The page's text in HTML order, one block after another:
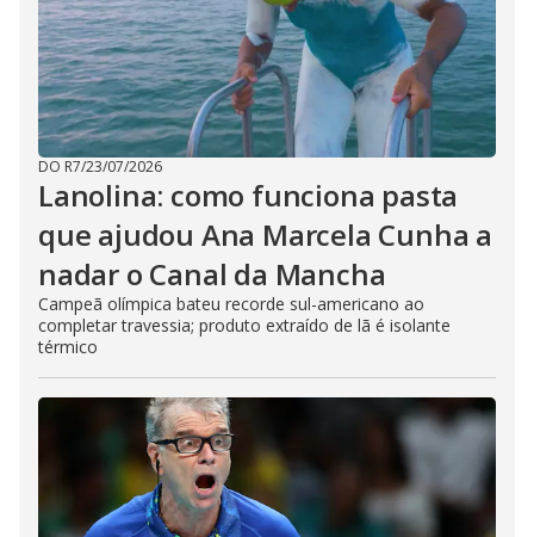
DO R7/23/07/2026
Lanolina: como funciona pasta
que ajudou Ana Marcela Cunha a
nadar o Canal da Mancha
Campeã olímpica bateu recorde sul-americano ao
completar travessia; produto extraído de lã é isolante
térmico